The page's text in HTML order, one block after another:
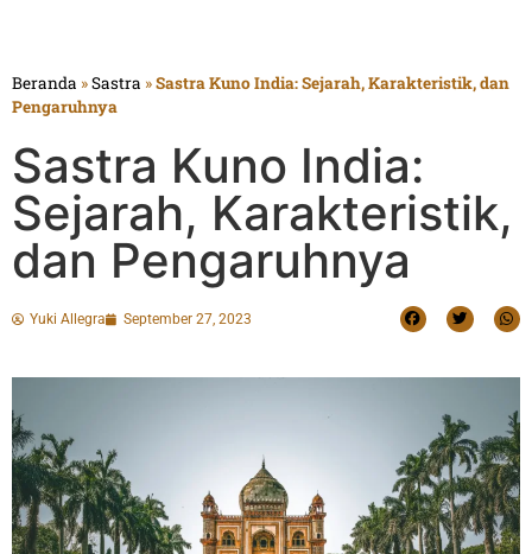
Beranda »Sastra »Sastra Kuno India: Sejarah, Karakteristik, dan
Pengaruhnya
Sastra Kuno India:
Sejarah, Karakteristik,
dan Pengaruhnya
Yuki Allegra September 27, 2023